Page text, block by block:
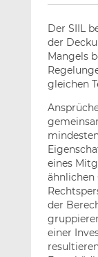
Der SIIL
der
Mangels
gleichen
eines
ähnlichen
der
einer